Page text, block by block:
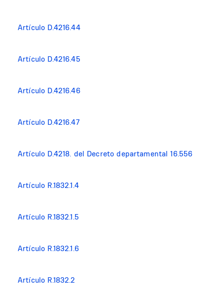
Artículo D.4216.44
Artículo D.4216.45
Artículo D.4216.46
Artículo D.4216.47
Artículo D.4218. del Decreto departamental 16.556
Artículo R.1832.1.4
Artículo R.1832.1.5
Artículo R.1832.1.6
Artículo R.1832.2